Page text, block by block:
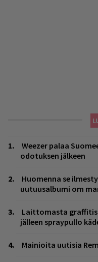
Weezer palaa
odotuksen jälkeen
Huomenna se
uutuusalbumi om
Laittomasta
jälleen spraypullo
Mainioita uutisia